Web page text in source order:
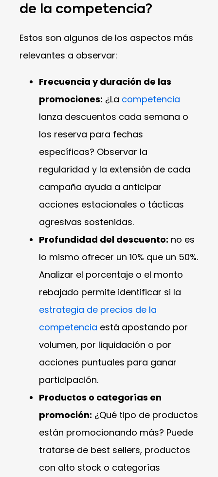
de la competencia?
Estos son algunos de los aspectos más
relevantes a observar:
Frecuencia y duración de las
promociones: ¿La competencia
lanza descuentos cada semana o
los reserva para fechas
específicas? Observar la
regularidad y la extensión de cada
campaña ayuda a anticipar
acciones estacionales o tácticas
agresivas sostenidas.
Profundidad del descuento: no es
lo mismo ofrecer un 10% que un 50%.
Analizar el porcentaje o el monto
rebajado permite identificar si la
estrategia de precios de la
competencia está apostando por
volumen, por liquidación o por
acciones puntuales para ganar
participación.
Productos o categorías en
promoción: ¿Qué tipo de productos
están promocionando más? Puede
tratarse de best sellers, productos
con alto stock o categorías